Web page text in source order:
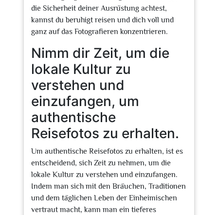
die Sicherheit deiner Ausrüstung achtest,
kannst du beruhigt reisen und dich voll und
ganz auf das Fotografieren konzentrieren.
Nimm dir Zeit, um die
lokale Kultur zu
verstehen und
einzufangen, um
authentische
Reisefotos zu erhalten.
Um authentische Reisefotos zu erhalten, ist es
entscheidend, sich Zeit zu nehmen, um die
lokale Kultur zu verstehen und einzufangen.
Indem man sich mit den Bräuchen, Traditionen
und dem täglichen Leben der Einheimischen
vertraut macht, kann man ein tieferes